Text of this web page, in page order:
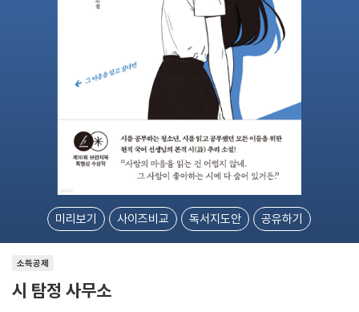
미리보기 사이즈비교 독서지도안 공유하기
소득공제
시 탐정 사무소